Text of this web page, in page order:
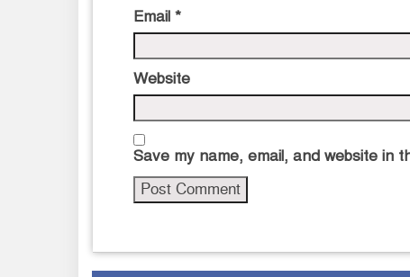
Email *
Website
Save my name, email, and website in